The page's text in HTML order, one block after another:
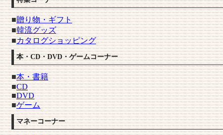
■贈り物・ギフト
■韓流グッズ
■カタログショッピング
本・CD・DVD・ゲームコーナー
■本・書籍
■CD
■DVD
■ゲーム
マネーコーナー